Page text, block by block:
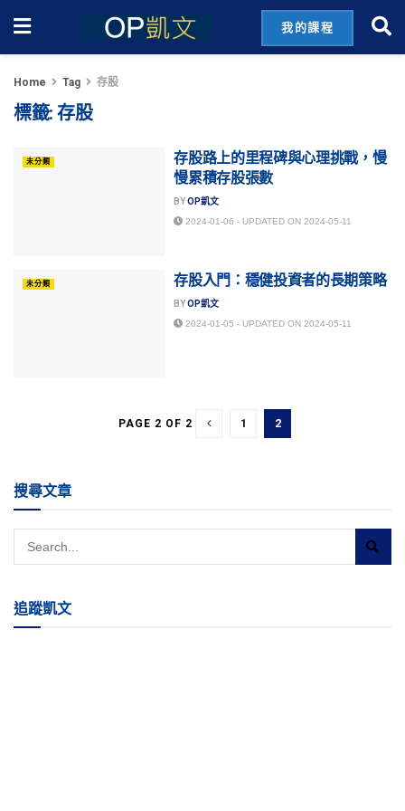
我的課程
Home Tag 存股
標籤:存股
未分類
存股路上的里程碑與心理挑戰，慢
慢累積存股張數
BYOP凱文
2024-01-06 - UPDATED ON 2024-05-11
未分類 存股入門：穩健投資者的長期策略
BYOP凱文
2024-01-05 - UPDATED ON 2024-05-11
PAGE 2 OF 2 1 2
搜尋文章
追蹤凱文